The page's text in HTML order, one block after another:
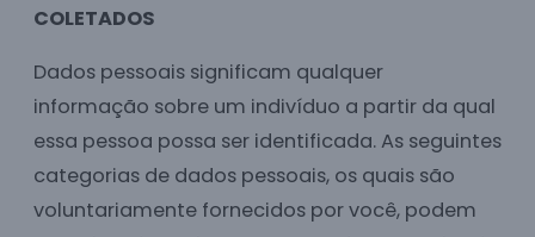
COLETADOS
Dados pessoais significam qualquer
informação sobre um indivíduo a partir da qual
essa pessoa possa ser identificada. As seguintes
categorias de dados pessoais, os quais são
voluntariamente fornecidos por você, podem